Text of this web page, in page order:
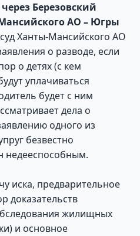
Березовский
АО – Югры
Ханты-Мансийского АО
о разводе, если
о детях (с кем
уплачиваться
будет с ним
дела о
одного из
безвестно
недееспособным.
иска, предварительное
доказательств
жилищных
и основное